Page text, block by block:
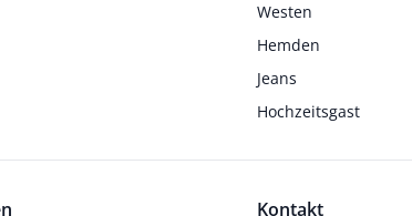
Westen
Hemden
Jeans
Hochzeitsgast
Kontakt